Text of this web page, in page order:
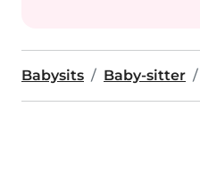
Babysits Baby-sitter